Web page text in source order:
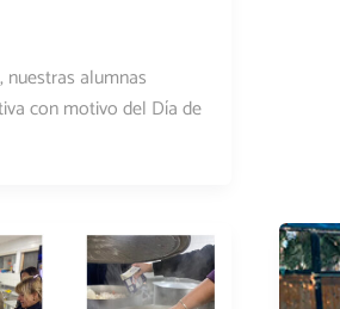
nuestras alumnas
con motivo del Día de